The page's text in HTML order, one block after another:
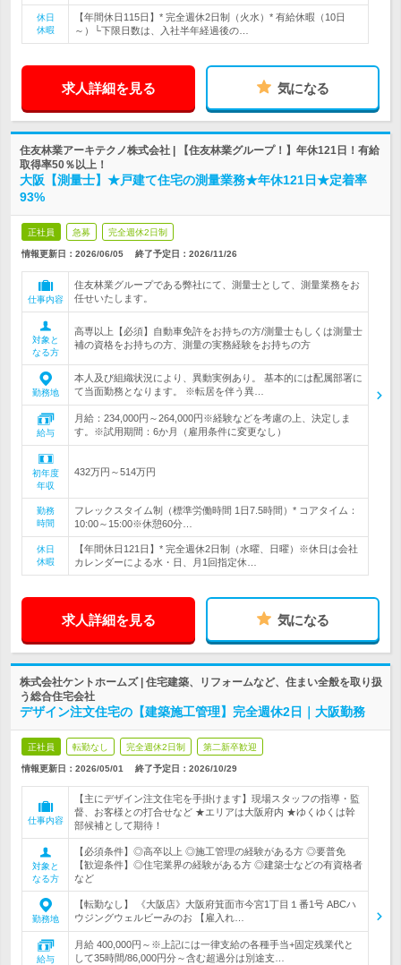
休日
休暇
【年間休日115日】* 完全週休2日制（火水）* 有給休暇（10日
～）└下限日数は、入社半年経過後の…
求人詳細を見る 気になる
住友林業アーキテクノ株式会社 | 【住友林業グループ！】年休121日！有給
取得率50％以上！
大阪【測量士】★戸建て住宅の測量業務★年休121日★定着率
93%
正社員 急募 完全週休2日制
情報更新日：2026/06/05 終了予定日： 2026/11/26
仕事内容
住友林業グループである弊社にて、測量士として、測量業務をお
任せいたします。
対象と
なる方
高専以上【必須】自動車免許をお持ちの方/測量士もしくは測量士
補の資格をお持ちの方、測量の実務経験をお持ちの方
勤務地
本人及び組織状況により、異動実例あり。 基本的には配属部署に
て当面勤務となります。 ※転居を伴う異…
給与
月給：234,000円～264,000円※経験などを考慮の上、決定しま
す。※試用期間：6か月（雇用条件に変更なし）
初年度
年収
432万円～514万円
勤務
時間
フレックスタイム制（標準労働時間 1日7.5時間）* コアタイム：
10:00～15:00※休憩60分…
休日
休暇
【年間休日121日】* 完全週休2日制（水曜、日曜）※休日は会社
カレンダーによる水・日、月1回指定休…
求人詳細を見る 気になる
株式会社ケントホームズ | 住宅建築、リフォームなど、住まい全般を取り扱
う総合住宅会社
デザイン注文住宅の【建築施工管理】完全週休2日｜大阪勤務
正社員 転勤なし 完全週休2日制 第二新卒歓迎
情報更新日：2026/05/01 終了予定日： 2026/10/29
仕事内容
【主にデザイン注文住宅を手掛けます】現場スタッフの指導・監
督、お客様との打合せなど ★エリアは大阪府内 ★ゆくゆくは幹
部候補として期待！
対象と
なる方
【必須条件】◎高卒以上 ◎施工管理の経験がある方 ◎要普免
【歓迎条件】◎住宅業界の経験がある方 ◎建築士などの有資格者
など
勤務地
【転勤なし】 《大阪店》大阪府箕面市今宮1丁目１番1号 ABCハ
ウジングウェルビーみのお 【雇入れ…
給与
月給 400,000円～※上記には一律支給の各種手当+固定残業代と
して35時間/86,000円分～含む超過分は別途支…